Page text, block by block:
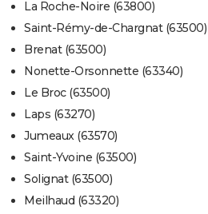
La Roche-Noire (63800)
Saint-Rémy-de-Chargnat (63500)
Brenat (63500)
Nonette-Orsonnette (63340)
Le Broc (63500)
Laps (63270)
Jumeaux (63570)
Saint-Yvoine (63500)
Solignat (63500)
Meilhaud (63320)